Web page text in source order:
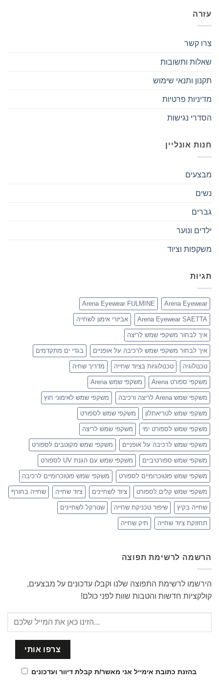
עזרה
צרו קשר
שאלות ותשובות
תקנון ותנאי שימוש
מדיניות פרטיות
הסדרי נגישות
חנות אונליין
מבצעים
נשים
גברים
ילדים ונוער
משקפות וציוד
תגיות
Arena Eyewear
Arena Eyewear FULMINE
Arena Eyewear SAETTA אביזרי אימון לשחייה
איך לבחור משקפי שמש לריצה
איך לבחור משקפי שמש לרכיבה על אופניים בגדי ים מתקדמים
טכנולוגיה טכנולוגיות בציוד שחייה מדריך שחיה
משקפי ספורט Arena משקפי שמש Arena
משקפי שמש Arena לריצה ורכיבה משקפי שמש לאימוני חוץ
משקפי שמש לטריאתלון משקפי שמש לספורט
משקפי שמש לספורט ימי משקפי שמש לריצה
משקפי שמש לרכיבה על אופניים משקפי שמש מקוטבים לספורט
משקפי שמש ספורטיביים משקפי שמש עם הגנת UV לספורט
משקפי שמש פוטוכרומיים לספורט משקפי שמש פוטוכרומיים לרכיבה
משקפי שמש קלים לספורט ציוד לשחיינים ציוד שחייה שחייה בחורף
שחייה בקיץ שיפור טכניקת שחייה שנורקל לשחיינים
תחזוקת ציוד שחייה תיק שחייה
הרשמה לרשימת תפוצה
הירשמו לרשימת התפוצה שלנו וקבלו עדכונים על מבצעים,
קולקציות חדשות והטבות שוות לפני כולם!
בהזנת כתובת אימייל אני מאשר/ת קבלת דיוור ועדכונים